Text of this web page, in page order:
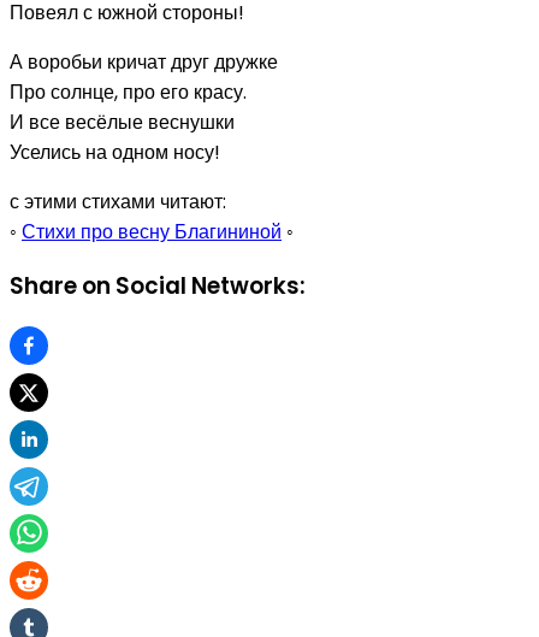
Повеял с южной стороны!
А воробьи кричат друг дружке
Про солнце, про его красу.
И все весёлые веснушки
Уселись на одном носу!
с этими стихами читают:
◦ Стихи про весну Благининой ◦
Share on Social Networks: